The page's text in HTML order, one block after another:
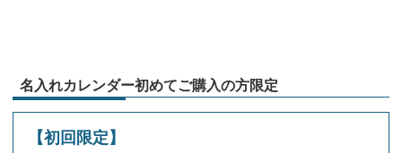
名入れカレンダー初めてご購入の方限定
【初回限定】